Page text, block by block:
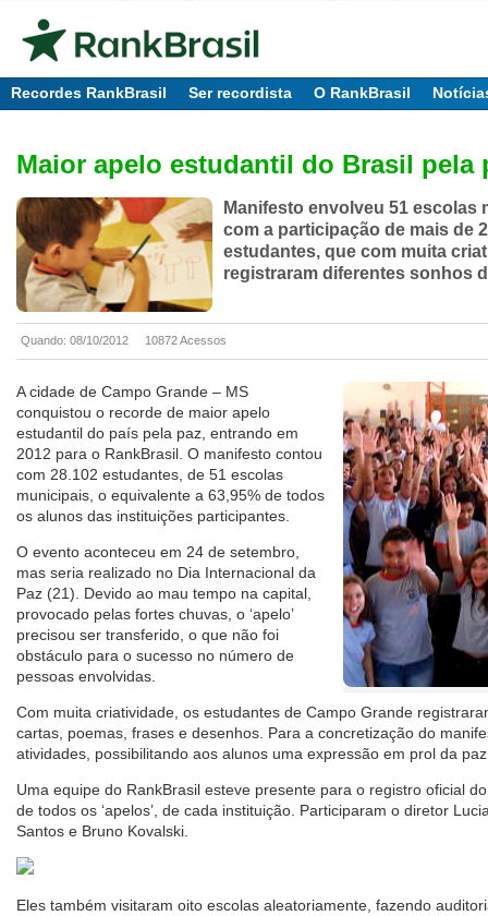
Recordes RankBrasil Ser recordista O RankBrasil
Maior apelo estudantil do Brasil pela
Manifesto envolveu 51 escolas
com a participação de mais de
estudantes, que com muita
registraram diferentes sonhos
Quando: 08/10/2012 10872 Acessos
A cidade de Campo Grande – MS
conquistou o recorde de maior apelo
estudantil do país pela paz, entrando em
2012 para o RankBrasil. O manifesto contou
com 28.102 estudantes, de 51 escolas
municipais, o equivalente a 63,95% de todos
os alunos das instituições participantes.
O evento aconteceu em 24 de setembro,
mas seria realizado no Dia Internacional da
Paz (21). Devido ao mau tempo na capital,
provocado pelas fortes chuvas, o ‘apelo’
precisou ser transferido, o que não foi
obstáculo para o sucesso no número de
pessoas envolvidas.
Com muita criatividade, os estudantes de Campo Grande
cartas, poemas, frases e desenhos. Para a concretização do
atividades, possibilitando aos alunos uma expressão em prol da
Uma equipe do RankBrasil esteve presente para o registro oficial
de todos os ‘apelos’, de cada instituição. Participaram o diretor
Santos e Bruno Kovalski.
Eles também visitaram oito escolas aleatoriamente, fazendo